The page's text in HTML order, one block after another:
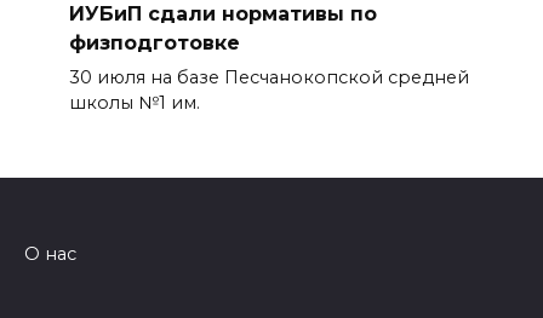
ИУБиП сдали нормативы по
физподготовке
30 июля на базе Песчанокопской средней
школы №1 им.
О нас